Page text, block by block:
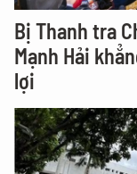
Bị Thanh tra
Mạnh Hải
lợi